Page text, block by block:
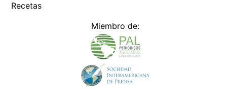
Recetas
Miembro de: